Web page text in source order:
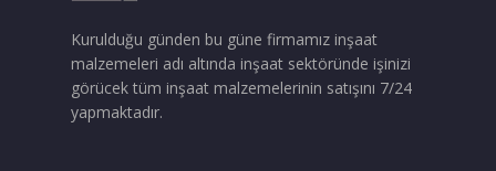
Kurulduğu günden bu güne firmamız inşaat
malzemeleri adı altında inşaat sektöründe işinizi
görücek tüm inşaat malzemelerinin satışını 7/24
yapmaktadır.